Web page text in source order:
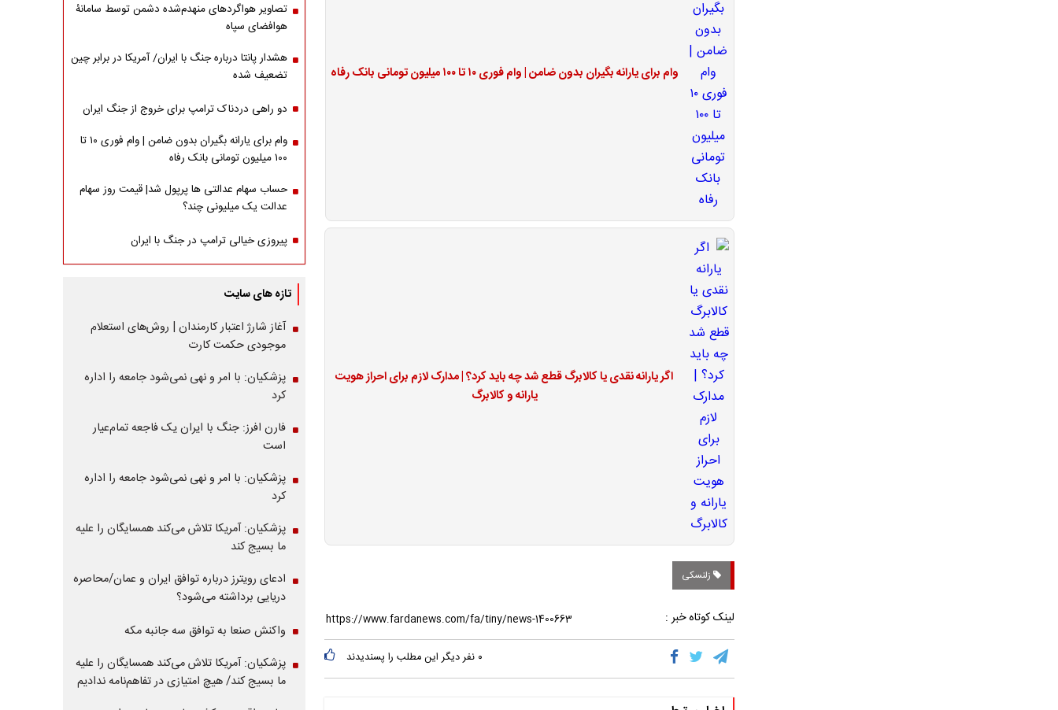
وام برای یارانه بگیران بدون ضامن | وام فوری ۱۰ تا ۱۰۰ میلیون تومانی بانک رفاه
اگر یارانه نقدی یا کالابرگ قطع شد چه باید کرد؟ | مدارک لازم برای احراز هویت
یارانه و کالابرگ
زلنسکی
لینک کوتاه خبر :
۰ نفر دیگر این مطلب را پسندیدند
تصاویر هواگردهای منهدم‌شده دشمن توسط سامانۀ
هوافضای سپاه
هشدار پانتا درباره جنگ با ایران/ آمریکا در برابر چین
تضعیف شده
دو راهی دردناک ترامپ برای خروج از جنگ ایران
وام برای یارانه بگیران بدون ضامن | وام فوری ۱۰ تا
۱۰۰ میلیون تومانی بانک رفاه
حساب سهام عدالتی ها پرپول شد| قیمت روز سهام
عدالت یک میلیونی چند؟
پیروزی خیالی ترامپ در جنگ با ایران
تازه های سایت
آغاز شارژ اعتبار کارمندان | روش‌های استعلام
موجودی حکمت کارت
پزشکیان: با امر و نهی نمی‌شود جامعه را اداره
کرد
فارن افرز: جنگ با ایران یک فاجعه تمام‌عیار
است
پزشکیان: با امر و نهی نمی‌شود جامعه را اداره
کرد
پزشکیان: آمریکا تلاش می‌کند همسایگان را علیه
ما بسیج کند
ادعای رویترز درباره توافق ایران و عمان/محاصره
دریایی برداشته می‌شود؟
واکنش صنعا به توافق سه جانبه مکه
پزشکیان: آمریکا تلاش می‌کند همسایگان را علیه
ما بسیج کند/ هیچ امتیازی در تفاهم‌نامه ندادیم